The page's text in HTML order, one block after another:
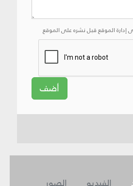
إدارة الموقع قبل نشره على الموقع
أضف
الصور الفيديو